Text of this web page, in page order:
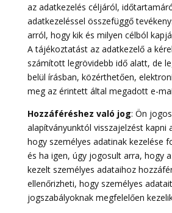
az adatkezelés céljáról,
adatkezeléssel összefüggő
arról, hogy kik és milyen célból
A tájékoztatást az adatkezelő a
számított legrövidebb idő alatt, de
belül írásban, közérthetően,
meg az érintett által megadott e-
Hozzáféréshez való jog: Ön
alapítványunktól visszajelzést kapni
hogy személyes adatinak kezelése
és ha igen, úgy jogosult arra, hogy
kezelt személyes adataihoz
ellenőrizheti, hogy személyes
jogszabályoknak megfelelően